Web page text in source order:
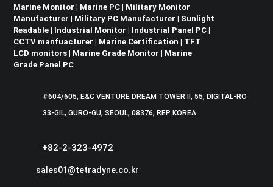
Marine Monitor | Marine PC | Military Monitor
Manufacturer | Military PC Manufacturer | Sunlight
Readable | Industrial Monitor | Industrial Panel PC |
CCTV manfuacturer | Marine Certification | TFT
LCD monitors | Marine Grade Monitor | Marine
Grade Panel PC
#604/605, E&C VENTURE DREAM TOWER II, 55, DIGITAL-RO
33-GIL, GURO-GU, SEOUL, 08376, REP KOREA
+82-2-323-4972
sales01@tetradyne.co.kr